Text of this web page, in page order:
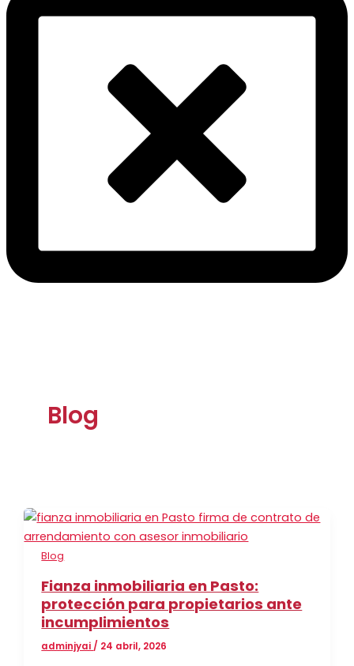
Blog
Blog
Fianza inmobiliaria en Pasto:
protección para propietarios ante
incumplimientos
adminjyai/ 24 abril, 2026